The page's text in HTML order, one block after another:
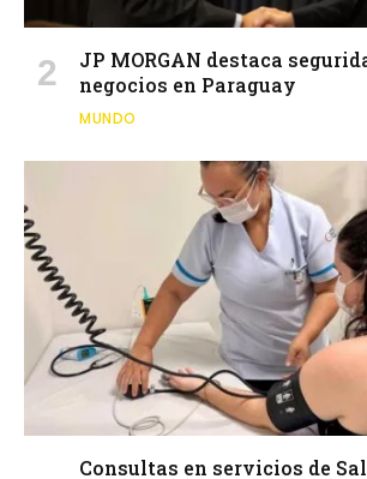
JP MORGAN destaca
negocios en Paraguay
MUNDO
Consultas en servicios de